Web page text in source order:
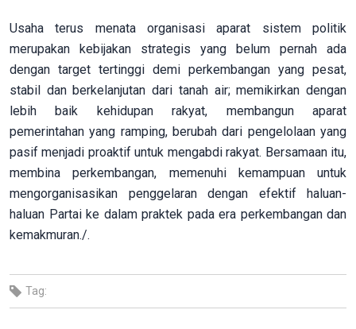
Usaha terus menata organisasi aparat sistem politik
merupakan kebijakan strategis yang belum pernah ada
dengan target tertinggi demi perkembangan yang pesat,
stabil dan berkelanjutan dari tanah air; memikirkan dengan
lebih baik kehidupan rakyat, membangun aparat
pemerintahan yang ramping, berubah dari pengelolaan yang
pasif menjadi proaktif untuk mengabdi rakyat. Bersamaan itu,
membina perkembangan, memenuhi kemampuan untuk
mengorganisasikan penggelaran dengan efektif haluan-
haluan Partai ke dalam praktek pada era perkembangan dan
kemakmuran./.
Tag: